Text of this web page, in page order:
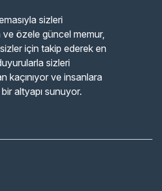
sizleri
özele güncel memur,
sizler için takip ederek en
sizleri
kaçınıyor ve insanlara
altyapı sunuyor.